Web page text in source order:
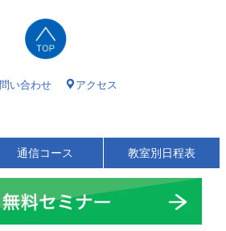
い合わせ アクセス
通信コース 教室別日程表